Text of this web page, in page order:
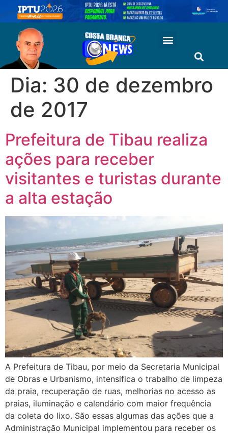
Dia: 30 de dezembro
de 2017
Prefeitura de Tibau realiza
ações para receber
visitantes e turistas durante
a alta estação
A Prefeitura de Tibau, por meio da Secretaria Municipal
de Obras e Urbanismo, intensifica o trabalho de limpeza
da praia, recuperação de ruas, melhorias no acesso as
praias, iluminação e calendário com maior frequência
da coleta do lixo. São essas algumas das ações que a
Administração Municipal implementou para receber os